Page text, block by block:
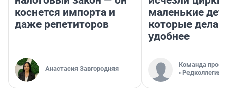
коснется импорта и
даже репетиторов
Анастасия Завгородняя
маленькие
которые
удобнее
Команда
«Редколлегия»